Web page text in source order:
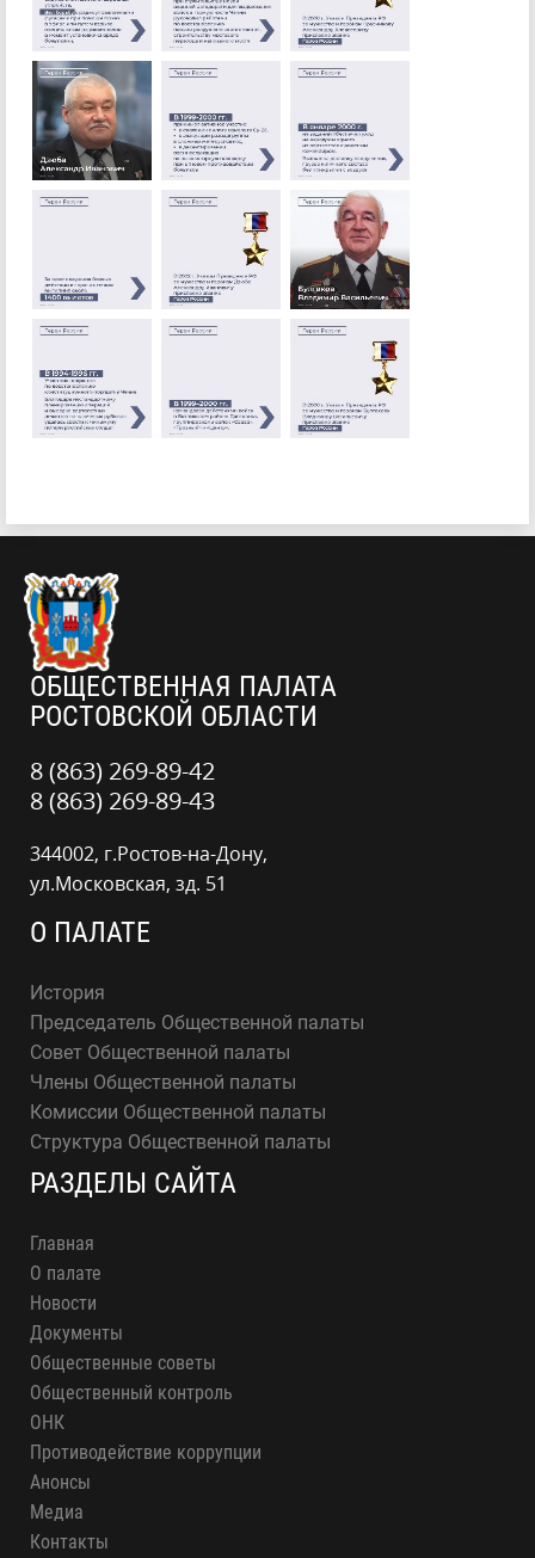
ОБЩЕСТВЕННАЯ ПАЛАТА
РОСТОВСКОЙ ОБЛАСТИ
8 (863) 269-89-42
8 (863) 269-89-43
344002, г.Ростов-на-Дону,
ул.Московская, зд. 51
О ПАЛАТЕ
История
Председатель Общественной палаты
Совет Общественной палаты
Члены Общественной палаты
Комиссии Общественной палаты
Структура Общественной палаты
РАЗДЕЛЫ САЙТА
Главная
О палате
Новости
Документы
Общественные советы
Общественный контроль
ОНК
Противодействие коррупции
Анонсы
Медиа
Контакты